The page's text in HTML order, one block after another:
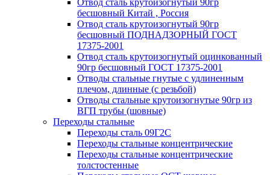
Отвод сталь крутоизогнутый 90гр
бесшовный Китай , Россия
Отвод сталь крутоизогнутый 90гр
бесшовный ПОДНАДЗОРНЫЙ ГОСТ
17375-2001
Отвод сталь крутоизогнутый оцинкованный
90гр бесшовный ГОСТ 17375-2001
Отводы стальные гнутые с удлиненным
плечом, длинные (с резьбой)
Отводы стальные крутоизогнутые 90гр из
ВГП трубы (шовные)
Переходы стальные
Переходы сталь 09Г2С
Переходы стальные концентрические
Переходы стальные концентрические
толстостенные